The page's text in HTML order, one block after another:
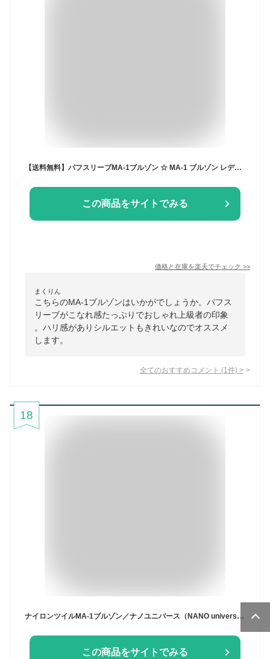
【送料無料】パフスリーブMA-1ブルゾン ☆ MA-1 ブルゾン レディース パフ袖 アウター アウトドアウェア ハリ感 パフシルエット ラフシルエット フェミニン ピエロ
この商品をサイトでみる
価格と在庫を楽天でチェック >>
まくりん
こちらのMA-1ブルゾンはいかがでしょうか。パフス
リーブがこなれ感たっぷりでおしゃれ上級者の印象
。ハリ感がありシルエットもきれいなのでオススメ
します。
全てのおすすめコメント (1 件) >
18
ナイロンツイルMA-1ブルゾン／ナノユニバース（NANO universe）
この商品をサイトでみる